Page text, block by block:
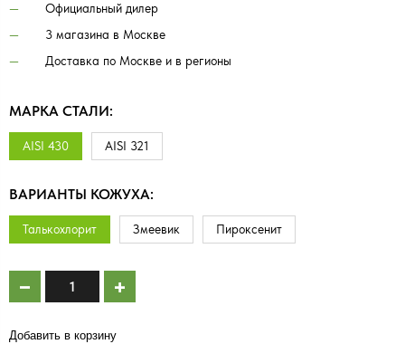
Официальный дилер
3 магазина в Москве
Доставка по Москве и в регионы
МАРКА СТАЛИ:
AISI 430 AISI 321
ВАРИАНТЫ КОЖУХА:
Талькохлорит Змеевик Пироксенит
Добавить в корзину